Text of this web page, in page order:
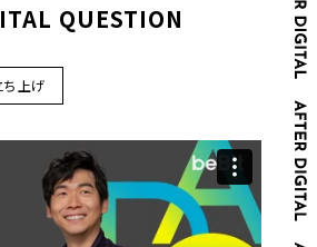
QUESTION
上げ